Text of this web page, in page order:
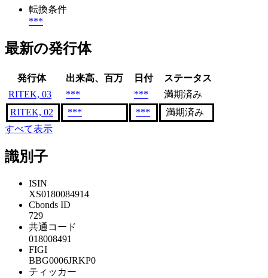
転換条件
***
最新の発行体
発行体 出来高、百万 日付
ステータス
RITEK, 03
*** ***
満期済み
RITEK, 02
*** ***
満期済み
すべて表示
識別子
ISIN
XS0180084914
Cbonds ID
729
共通コード
018008491
FIGI
BBG0006JRKP0
ティッカー